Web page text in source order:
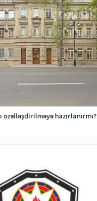
hazırlanırmı?